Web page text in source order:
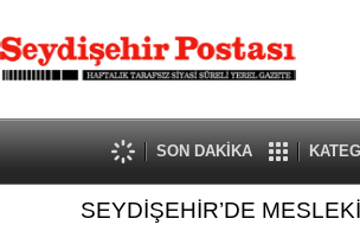
SON DAKİKA
SEYDİŞEHİR’DE